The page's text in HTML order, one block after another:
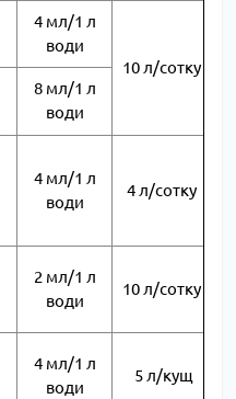
4 мл/1 л
води
10 л/сотку
8 мл/1 л
води
4 мл/1 л
води
4 л/сотку
2 мл/1 л
води
10 л/сотку
4 мл/1 л
води
5 л/кущ